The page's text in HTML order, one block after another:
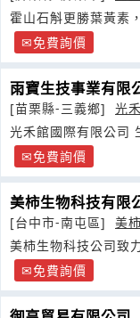
霍山石斛更勝葉黃素
珍貴藥材
免費詢價
雨寶生技事業有限
[苗栗縣-三義鄉]
光
光禾館國際有限公司
免費詢價
美柿生物科技有限
[台中市-南屯區]
美
美柿生物科技公司致
免費詢價